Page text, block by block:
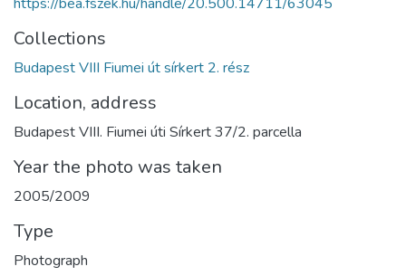
Collections
Budapest VIII Fiumei út sírkert 2. rész
Location, address
Budapest VIII. Fiumei úti Sírkert 37/2. parcella
Year the photo was taken
2005/2009
Type
Photograph